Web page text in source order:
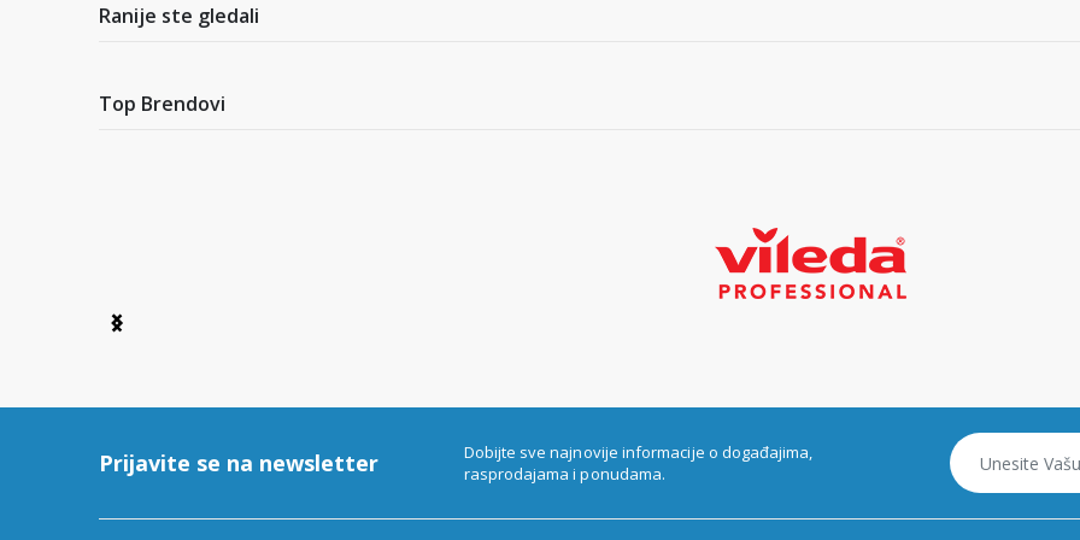
2
Ranije ste gledali
Top Brendovi
Item
Prijavite se na newsletter
Dobijte sve najnovije informacije o događajima,
rasprodajama i ponudama.